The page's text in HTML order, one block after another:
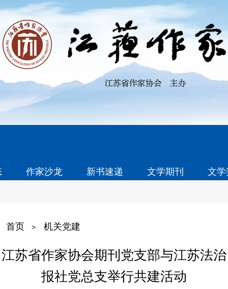
作家沙龙 新书速递 文学期刊 文
首页 > 机关党建
江苏省作家协会期刊党支部与江苏法治
报社党总支举行共建活动